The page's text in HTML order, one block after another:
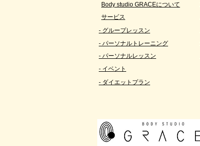
Body studio GRACEについて
サービス
- グループレッスン
- パーソナルトレーニング
- パーソナルレッスン
- イベント
- ダイエットプラン